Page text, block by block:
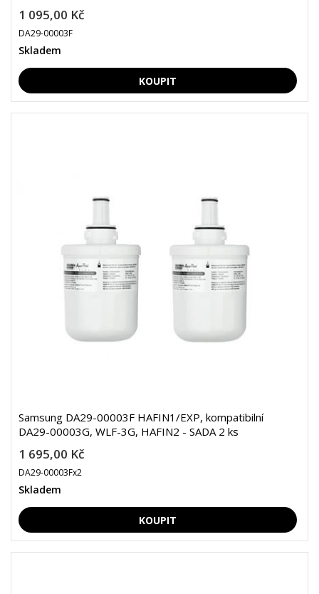
1 095,00 Kč
DA29-00003F
Skladem
Samsung DA29-00003F HAFIN1/EXP, kompatibilní
DA29-00003G, WLF-3G, HAFIN2 - SADA 2 ks
1 695,00 Kč
DA29-00003Fx2
Skladem